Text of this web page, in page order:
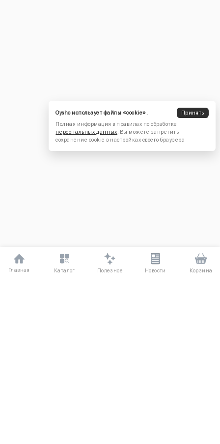
Главная Каталог Полезное Новости Корзина
Oysho использует файлы «cookie».
Принять
Полная информация в правилах по обработке
персональных данных. Вы можете запретить
сохранение cookie в настройках своего браузера